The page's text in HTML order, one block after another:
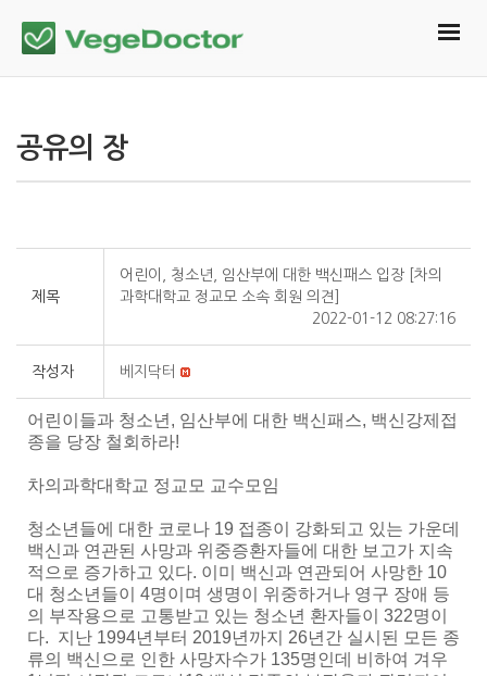
공유의 장
제목
어린이, 청소년, 임산부에 대한 백신패스 입장 [차의
과학대학교 정교모 소속 회원 의견]
2022-01-12 08:27:16
작성자 베지닥터
어린이들과 청소년, 임산부에 대한 백신패스, 백신강제접
종을 당장 철회하라!
차의과학대학교 정교모 교수모임
청소년들에 대한 코로나 19 접종이 강화되고 있는 가운데
백신과 연관된 사망과 위중증환자들에 대한 보고가 지속
적으로 증가하고 있다. 이미 백신과 연관되어 사망한 10
대 청소년들이 4명이며 생명이 위중하거나 영구 장애 등
의 부작용으로 고통받고 있는 청소년 환자들이 322명이
다. 지난 1994년부터 2019년까지 26년간 실시된 모든 종
류의 백신으로 인한 사망자수가 135명인데 비하여 겨우